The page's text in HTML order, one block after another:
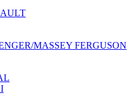
MASSEY FERGUSON